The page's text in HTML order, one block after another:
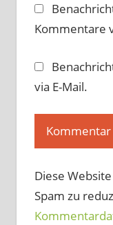
Kommentare
via E-Mail.
Diese
Spam zu